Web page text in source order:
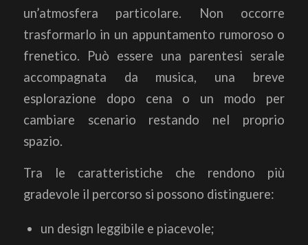
un’atmosfera particolare. Non occorre
trasformarlo in un appuntamento rumoroso o
frenetico. Può essere una parentesi serale
accompagnata da musica, una breve
esplorazione dopo cena o un modo per
cambiare scenario restando nel proprio
spazio.
Tra le caratteristiche che rendono più
gradevole il percorso si possono distinguere:
un design leggibile e piacevole;